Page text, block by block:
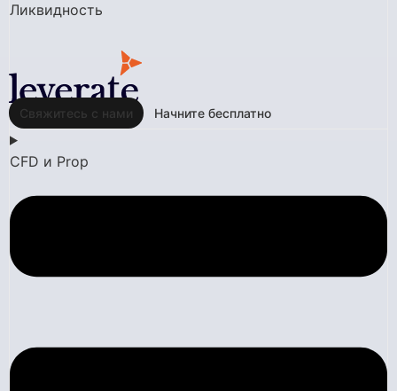
Ликвидность
Свяжитесь с нами Начните бесплатно
CFD и Prop